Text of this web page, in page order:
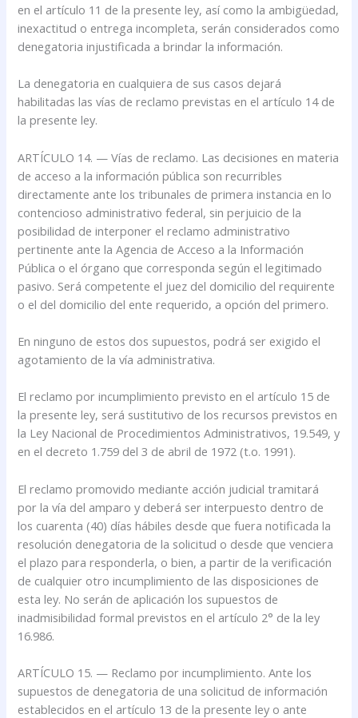
en el artículo 11 de la presente ley, así como la ambigüedad,
inexactitud o entrega incompleta, serán considerados como
denegatoria injustificada a brindar la información.
La denegatoria en cualquiera de sus casos dejará
habilitadas las vías de reclamo previstas en el artículo 14 de
la presente ley.
ARTÍCULO 14. — Vías de reclamo. Las decisiones en materia
de acceso a la información pública son recurribles
directamente ante los tribunales de primera instancia en lo
contencioso administrativo federal, sin perjuicio de la
posibilidad de interponer el reclamo administrativo
pertinente ante la Agencia de Acceso a la Información
Pública o el órgano que corresponda según el legitimado
pasivo. Será competente el juez del domicilio del requirente
o el del domicilio del ente requerido, a opción del primero.
En ninguno de estos dos supuestos, podrá ser exigido el
agotamiento de la vía administrativa.
El reclamo por incumplimiento previsto en el artículo 15 de
la presente ley, será sustitutivo de los recursos previstos en
la Ley Nacional de Procedimientos Administrativos, 19.549, y
en el decreto 1.759 del 3 de abril de 1972 (t.o. 1991).
El reclamo promovido mediante acción judicial tramitará
por la vía del amparo y deberá ser interpuesto dentro de
los cuarenta (40) días hábiles desde que fuera notificada la
resolución denegatoria de la solicitud o desde que venciera
el plazo para responderla, o bien, a partir de la verificación
de cualquier otro incumplimiento de las disposiciones de
esta ley. No serán de aplicación los supuestos de
inadmisibilidad formal previstos en el artículo 2° de la ley
16.986.
ARTÍCULO 15. — Reclamo por incumplimiento. Ante los
supuestos de denegatoria de una solicitud de información
establecidos en el artículo 13 de la presente ley o ante